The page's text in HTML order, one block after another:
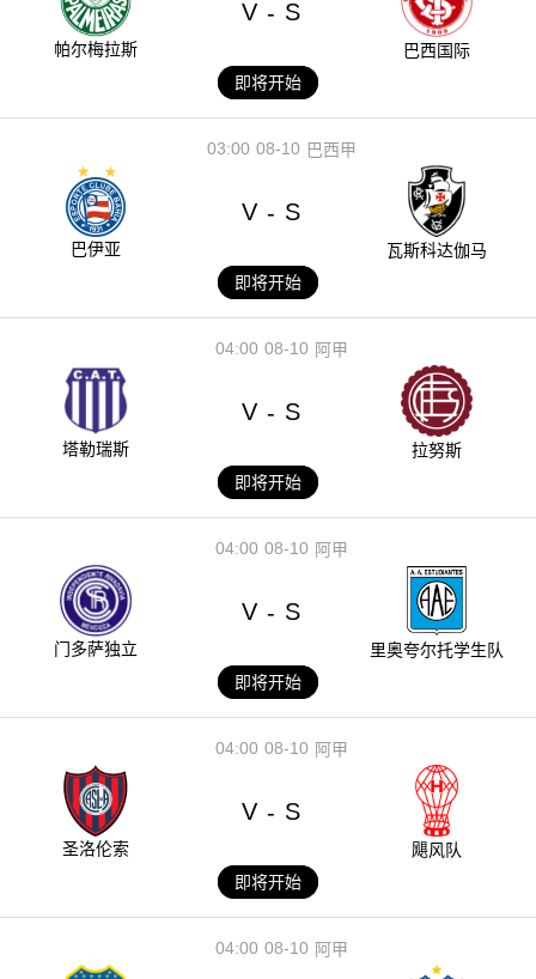
帕尔梅拉斯
V - S
巴西国际
即将开始
08-10
03:00 巴西甲
巴伊亚
V - S
瓦斯科达伽马
即将开始
08-10
04:00 阿甲
塔勒瑞斯
V - S
拉努斯
即将开始
08-10
04:00 阿甲
门多萨独立
V - S
里奥夸尔托学生队
即将开始
08-10
04:00 阿甲
圣洛伦索
V - S
飓风队
即将开始
08-10
04:00 阿甲